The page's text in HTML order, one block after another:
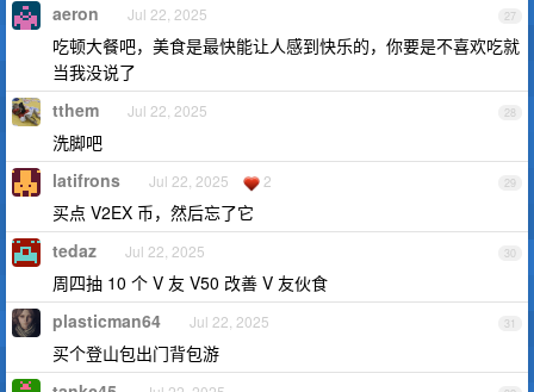
27
aeron Jul 22, 2025
吃顿大餐吧，美食是最快能让人感到快乐的，你要是不喜欢吃就
当我没说了
28
tthem Jul 22, 2025
洗脚吧
29
latifrons Jul 22, 2025 2
买点 V2EX 币，然后忘了它
30
tedaz Jul 22, 2025
周四抽 10 个 V 友 V50 改善 V 友伙食
31
plasticman64 Jul 22, 2025
买个登山包出门背包游